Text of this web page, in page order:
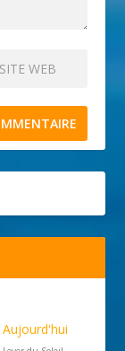
Aujourd'hui